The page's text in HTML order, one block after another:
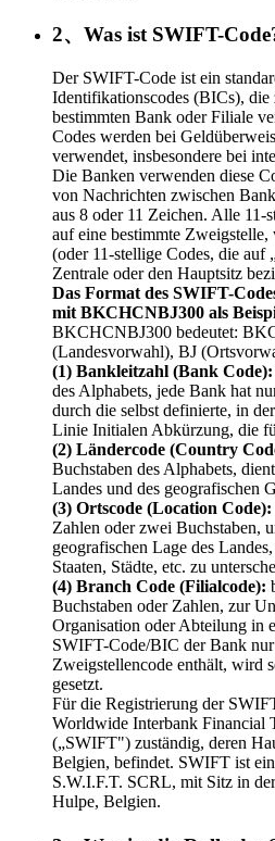
2、Was ist SWIFT-
Der SWIFT-Code ist ein
Identifikationscodes (BICs), die
bestimmten Bank oder Filiale
Codes werden bei
verwendet, insbesondere bei
Die Banken verwenden diese
von Nachrichten zwischen
aus 8 oder 11 Zeichen. Alle 11-
auf eine bestimmte
(oder 11-stellige Codes, die
Zentrale oder den Hauptsitz
Das Format des SWIFT-
mit BKCHCNBJ300 als
BKCHCNBJ300 bedeutet:
(Landesvorwahl), BJ
(1) Bankleitzahl (Bank Code):
des Alphabets, jede Bank hat
durch die selbst definierte, in
Linie Initialen Abkürzung, die
(2) Ländercode (Country
Buchstaben des Alphabets,
Landes und des geografischen
(3) Ortscode (Location Code):
Zahlen oder zwei Buchstaben,
geografischen Lage des
Staaten, Städte, etc. zu
(4) Branch Code (Filialcode):
Buchstaben oder Zahlen, zur
Organisation oder Abteilung in
SWIFT-Code/BIC der Bank
Zweigstellencode enthält, wird
gesetzt.
Für die Registrierung der
Worldwide Interbank Financial
(„SWIFT") zuständig, deren
Belgien, befindet. SWIFT ist
S.W.I.F.T. SCRL, mit Sitz in
Hulpe, Belgien.